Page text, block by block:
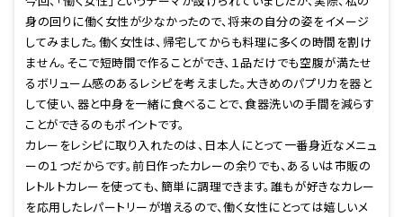
身の回りに働く女性が少なかったので、将来の自分の姿をイメージ
してみました。働く女性は、帰宅してからも料理に多くの時間を割け
ません。そこで短時間で作ることができ、１品だけでも空腹が満たせ
るボリューム感のあるレシピを考えました。大きめのパプリカを器と
して使い、器と中身を一緒に食べることで、食器洗いの手間を減らす
ことができるのもポイントです。
カレーをレシピに取り入れたのは、日本人にとって一番身近なメニュ
ーの１つだからです。前日作ったカレーの余りでも、あるいは市販の
レトルトカレーを使っても、簡単に調理できます。誰もが好きなカレー
を応用したレパートリーが増えるので、働く女性にとっては嬉しいメ